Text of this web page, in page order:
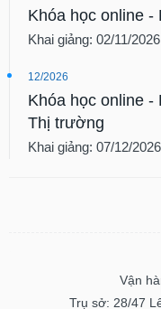
Khóa học online
Khai giảng: 02/11/
12/2026
Khóa học online -
Thị trường
Khai giảng: 07/12/
Vận
Trụ sở: 28/47